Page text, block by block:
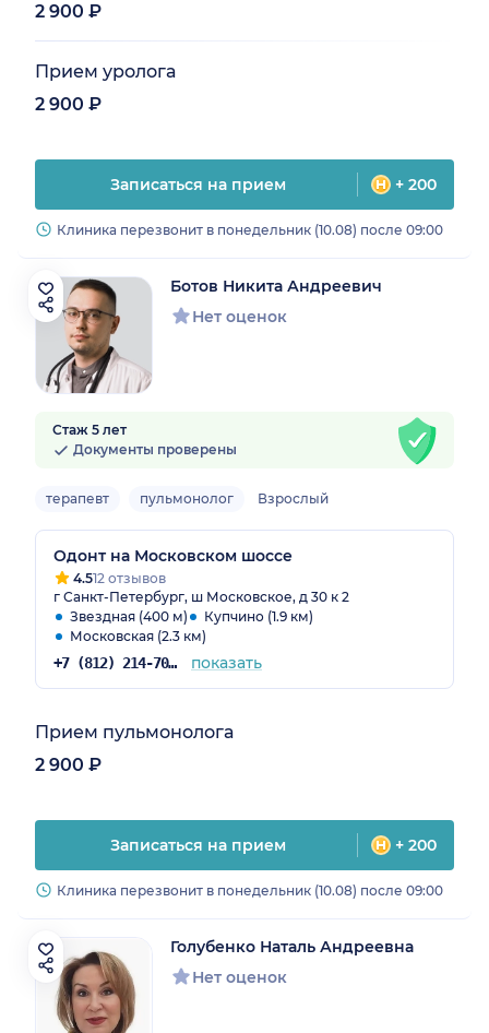
2 900 ₽
Прием уролога
2 900 ₽
Записаться на прием + 200
Клиника перезвонит в понедельник (10.08) после 09:00
Ботов Никита Андреевич
Нет оценок
Стаж 5 лет
Документы проверены
терапевт пульмонолог Взрослый
Одонт на Московском шоссе
4.512 отзывов
г Санкт-Петербург, ш Московское, д 30 к 2
Звездная (400 м)
Купчино (1.9 км)
Московская (2.3 км)
+7 (812) 214-70-82 показать
Прием пульмонолога
2 900 ₽
Записаться на прием + 200
Клиника перезвонит в понедельник (10.08) после 09:00
Голубенко Наталь Андреевна
Нет оценок